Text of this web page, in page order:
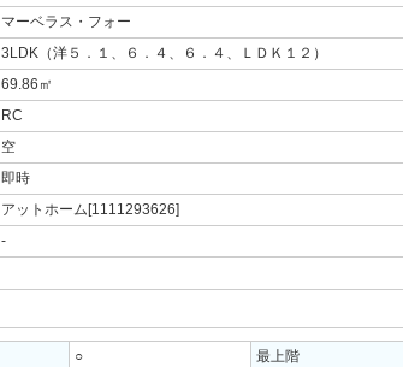
マーベラス・フォー
3LDK（洋５．１、６．４、６．４、ＬＤＫ１２）
69.86㎡
RC
空
即時
アットホーム[1111293626]
-
○ 最上階